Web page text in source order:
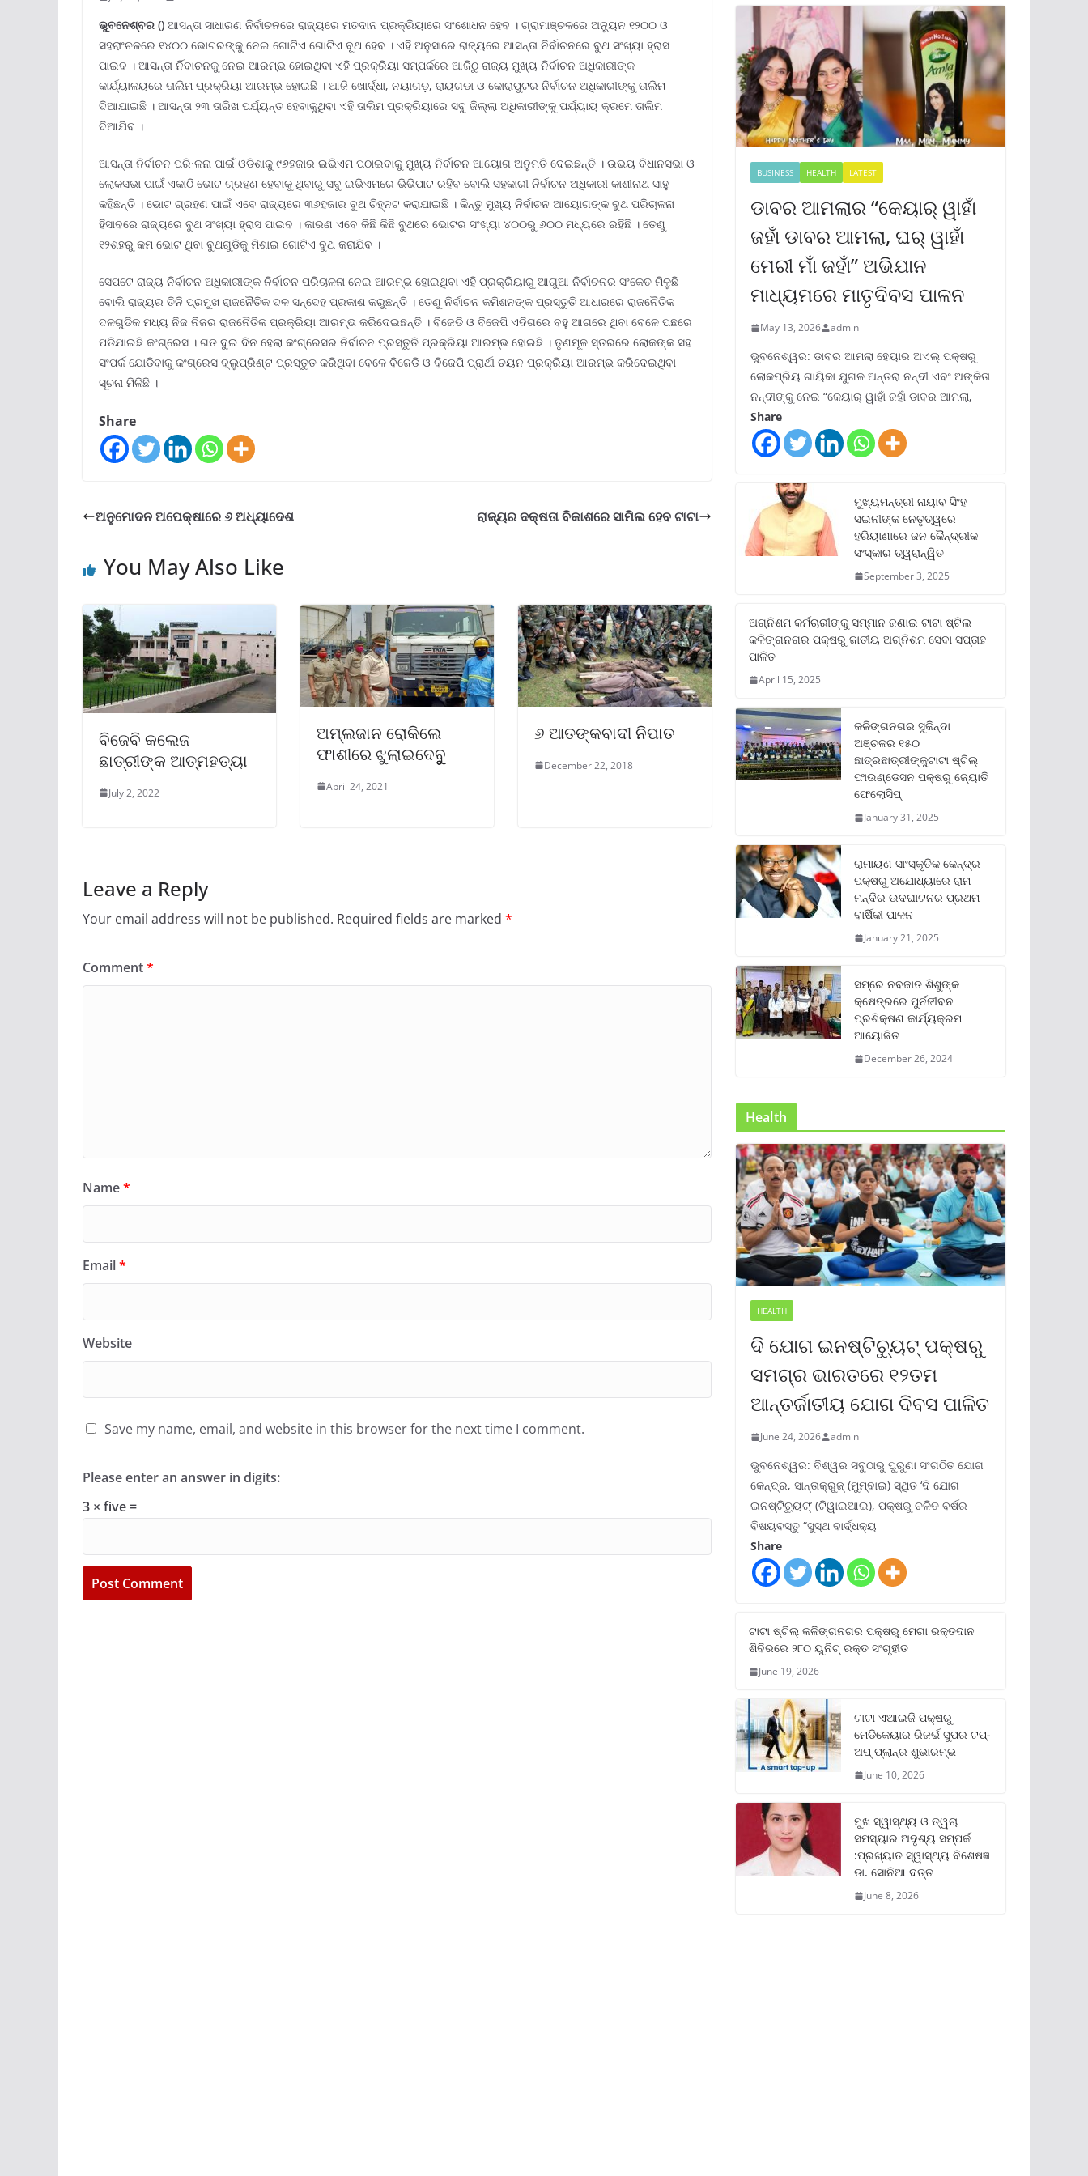
ଭୁବନେଶ୍ବର () ଆସନ୍ତା ସାଧାରଣ ନିର୍ବାଚନରେ ରାଜ୍ୟରେ ମତଦାନ ପ୍ରକ୍ରିୟାରେ ସଂଶୋଧନ ହେବ । ଗ୍ରାମାଞ୍ଚଳରେ ଅନ୍ୟୁନ ୧୨୦୦ ଓ
ସହରାଂଚଳରେ ୧୪୦୦ ଭୋଟରଙ୍କୁ ନେଇ ଗୋଟିଏ ଗୋଟିଏ ବୂଥ ହେବ । ଏହି ଅନୁସାରେ ରାଜ୍ୟରେ ଆସନ୍ତା ନିର୍ବାଚନରେ ବୁଥ ସଂଖ୍ୟା ହ୍ରାସ
ପାଇବ । ଆସନ୍ତା ର୍ନିବାଚନକୁ ନେଇ ଆରମ୍ଭ ହୋଇଥିବା ଏହି ପ୍ରକ୍ରିୟା ସମ୍ପର୍କରେ ଆଜିଠୁ ରାଜ୍ୟ ମୁଖ୍ୟ ନିର୍ବାଚନ ଅଧିକାରୀଙ୍କ
କାର୍ଯ୍ୟାଳୟରେ ତାଲିମ ପ୍ରକ୍ରିୟା ଆରମ୍ଭ ହୋଇଛି । ଆଜି ଖୋର୍ଦ୍ଧା, ନୟାଗଡ଼, ରାୟଗଡା ଓ କୋରାପୁଟର ନିର୍ବାଚନ ଅଧିକାରୀଙ୍କୁ ତାଲିମ
ଦିଆଯାଇଛି । ଆସନ୍ତା ୨୩ ତାରିଖ ପର୍ଯ୍ୟନ୍ତ ହେବାକୁଥିବା ଏହି ତାଲିମ ପ୍ରକ୍ରିୟାରେ ସବୁ ଜିଲ୍ଲା ଅଧିକାରୀଙ୍କୁ ପର୍ଯ୍ୟାୟ କ୍ରମେ ତାଲିମ
ଦିଆଯିବ ।
ଆସନ୍ତା ନିର୍ବାଚନ ପରି·ଳନା ପାଇଁ ଓଡିଶାକୁ ୯୬ହଜାର ଇଭିଏମ ପଠାଇବାକୁ ମୁଖ୍ୟ ନିର୍ବାଚନ ଆୟୋଗ ଅନୁମତି ଦେଇଛନ୍ତି । ଉଭୟ ବିଧାନସଭା ଓ
ଲୋକସଭା ପାଇଁ ଏକାଠି ଭୋଟ ଗ୍ରହଣ ହେବାକୁ ଥିବାରୁ ସବୁ ଇଭିଏମରେ ଭିଭିପାଟ ରହିବ ବୋଲି ସହକାରୀ ନିର୍ବାଚନ ଅଧିକାରୀ କାଶୀନାଥ ସାହୁ
କହିଛନ୍ତି । ଭୋଟ ଗ୍ରହଣ ପାଇଁ ଏବେ ରାଜ୍ୟରେ ୩୬ହଜାର ବୁଥ ଚିହ୍ନଟ କରାଯାଇଛି । କିନ୍ତୁ ମୁଖ୍ୟ ନିର୍ବାଚନ ଆୟୋଗଙ୍କ ବୁଥ ପରିଚାଳନା
ହିସାବରେ ରାଜ୍ୟରେ ବୁଥ ସଂଖ୍ୟା ହ୍ରାସ ପାଇବ । କାରଣ ଏବେ କିଛି କିଛି ବୁଥରେ ଭୋଟର ସଂଖ୍ୟା ୪୦୦ରୁ ୬୦୦ ମଧ୍ୟରେ ରହିଛି । ତେଣୁ
୧୨ଶହରୁ କମ ଭୋଟ ଥିବା ବୁଥଗୁଡିକୁ ମିଶାଇ ଗୋଟିଏ ବୁଥ କରାଯିବ ।
ସେପଟେ ରାଜ୍ୟ ନିର୍ବାଚନ ଅଧିକାରୀଙ୍କ ନିର୍ବାଚନ ପରିଚାଳନା ନେଇ ଆରମ୍ଭ ହୋଇଥିବା ଏହି ପ୍ରକ୍ରିୟାରୁ ଆଗୁଆ ନିର୍ବାଚନର ସଂକେତ ମିଳୁଛି
ବୋଲି ରାଜ୍ୟର ତିନି ପ୍ରମୁଖ ରାଜନୈତିକ ଦଳ ସନ୍ଦେହ ପ୍ରକାଶ କରୁଛନ୍ତି । ତେଣୁ ନିର୍ବାଚନ କମିଶନଙ୍କ ପ୍ରସ୍ତୁତି ଆଧାରରେ ରାଜନୈତିକ
ଦଳଗୁଡିକ ମଧ୍ୟ ନିଜ ନିଜର ରାଜନୈତିକ ପ୍ରକ୍ରିୟା ଆରମ୍ଭ କରିଦେଇଛନ୍ତି । ବିଜେଡି ଓ ବିଜେପି ଏଦିଗରେ ବହୁ ଆଗରେ ଥିବା ବେଳେ ପଛରେ
ପଡିଯାଇଛି କଂଗ୍ରେସ । ଗତ ଦୁଇ ଦିନ ହେଲା କଂଗ୍ରେସର ନିର୍ବାଚନ ପ୍ରସ୍ତୁତି ପ୍ରକ୍ରିୟା ଆରମ୍ଭ ହୋଇଛି । ତୃଣମୂଳ ସ୍ତରରେ ଲୋକଙ୍କ ସହ
ସଂପର୍କ ଯୋଡିବାକୁ କଂଗ୍ରେସ ବ୍ଲୁପ୍ରିଣ୍ଟ ପ୍ରସ୍ତୁତ କରିଥିବା ବେଳେ ବିଜେଡି ଓ ବିଜେପି ପ୍ରାର୍ଥୀ ଚୟନ ପ୍ରକ୍ରିୟା ଆରମ୍ଭ କରିଦେଇଥିବା
ସୂଚନା ମିଳିଛି ।
Share
ଅନୁମୋଦନ ଅପେକ୍ଷାରେ ୬ ଅଧ୍ୟାଦେଶ ରାଜ୍ୟର ଦକ୍ଷତା ବିକାଶରେ ସାମିଲ ହେବ ଟାଟା
You May Also Like
ବିଜେବି କଲେଜ
ଛାତ୍ରୀଙ୍କ ଆତ୍ମହତ୍ୟା
July 2, 2022
ଅମ୍ଲଜାନ ରୋକିଲେ
ଫାଶୀରେ ଝୁଲାଇଦେବୁୁୁ
April 24, 2021
୬ ଆତଙ୍କବାଦୀ ନିପାତ
December 22, 2018
Leave a Reply
Your email address will not be published. Required fields are marked *
Comment*
Name*
Email*
Website
Save my name, email, and website in this browser for the next time I comment.
Please enter an answer in digits:
3 × five =
BUSINESS HEALTH LATEST
ଡାବର ଆମଲାର “କେୟାର୍ ୱାହାଁ
ଜହାଁ ଡାବର ଆମଲା, ଘର୍ ୱାହାଁ
ମେରୀ ମାଁ ଜହାଁ” ଅଭିଯାନ
ମାଧ୍ୟମରେ ମାତୃଦିବସ ପାଳନ
May 13, 2026 admin
ଭୁବନେଶ୍ୱର: ଡାବର ଆମଲା ହେୟାର ଅଏଲ୍ ପକ୍ଷରୁ
ଲୋକପ୍ରିୟ ଗାୟିକା ଯୁଗଳ ଅନ୍ତରା ନନ୍ଦୀ ଏବଂ ଅଙ୍କିତା
ନନ୍ଦୀଙ୍କୁ ନେଇ “କେୟାର୍ ୱାହାଁ ଜହାଁ ଡାବର ଆମଲା,
Share
ମୁଖ୍ୟମନ୍ତ୍ରୀ ନାୟାବ ସିଂହ
ସଇନୀଙ୍କ ନେତୃତ୍ୱରେ
ହରିୟାଣାରେ ଜନ କୈନ୍ଦ୍ରୀକ
ସଂସ୍କାର ତ୍ୱରାନ୍ୱିତ
September 3, 2025
ଅଗ୍ନିଶମ କର୍ମଚାରୀଙ୍କୁ ସମ୍ମାନ ଜଣାଇ ଟାଟା ଷ୍ଟିଲ
କଳିଙ୍ଗନଗର ପକ୍ଷରୁ ଜାତୀୟ ଅଗ୍ନିଶମ ସେବା ସପ୍ତାହ
ପାଳିତ
April 15, 2025
କଳିଙ୍ଗନଗର ସୁକିନ୍ଦା
ଅଞ୍ଚଳର ୧୫୦
ଛାତ୍ରଛାତ୍ରୀଙ୍କୁଟାଟା ଷ୍ଟିଲ୍
ଫାଉଣ୍ଡେସନ ପକ୍ଷରୁ ଜ୍ୟୋତି
ଫେଲୋସିପ୍‌
January 31, 2025
ରାମାୟଣ ସାଂସ୍କୃତିକ କେନ୍ଦ୍ର
ପକ୍ଷରୁ ଅଯୋଧ୍ୟାରେ ରାମ
ମନ୍ଦିର ଉଦଘାଟନର ପ୍ରଥମ
ବାର୍ଷିକୀ ପାଳନ
January 21, 2025
ସମ୍‌ରେ ନବଜାତ ଶିଶୁଙ୍କ
କ୍ଷେତ୍ରରେ ପୁର୍ନଜୀବନ
ପ୍ରଶିକ୍ଷଣ କାର୍ଯ୍ୟକ୍ରମ
ଆୟୋଜିତ
December 26, 2024
Health
HEALTH
ଦି ଯୋଗ ଇନଷ୍ଟିଚ୍ୟୁଟ୍ ପକ୍ଷରୁ
ସମଗ୍ର ଭାରତରେ ୧୨ତମ
ଆନ୍ତର୍ଜାତୀୟ ଯୋଗ ଦିବସ ପାଳିତ
June 24, 2026 admin
ଭୁବନେଶ୍ୱର: ବିଶ୍ୱର ସବୁଠାରୁ ପୁରୁଣା ସଂଗଠିତ ଯୋଗ
କେନ୍ଦ୍ର, ସାନ୍ତାକ୍ରୁଜ୍ (ମୁମ୍ବାଇ) ସ୍ଥିତ ‘ଦି ଯୋଗ
ଇନଷ୍ଟିଚ୍ୟୁଟ୍‌’ (ଟିୱାଇଆଇ), ପକ୍ଷରୁ ଚଳିତ ବର୍ଷର
ବିଷୟବସ୍ତୁ “ସୁସ୍ଥ ବାର୍ଦ୍ଧକ୍ୟ
Share
ଟାଟା ଷ୍ଟିଲ୍‌ କଳିଙ୍ଗନଗର ପକ୍ଷରୁ ମେଗା ରକ୍ତଦାନ
ଶିବିରରେ ୨୮୦ ୟୁନିଟ୍‌ ରକ୍ତ ସଂଗୃହୀତ
June 19, 2026
ଟାଟା ଏଆଇଜି ପକ୍ଷରୁ
ମେଡିକେୟାର ରିଜର୍ଭ ସୁପର ଟପ୍‌-
ଅପ୍ ପ୍ଲାନ୍‌ର ଶୁଭାରମ୍ଭ
June 10, 2026
ମୁଖ ସ୍ୱାସ୍ଥ୍ୟ ଓ ତ୍ୱଚା
ସମସ୍ୟାର ଅଦୃଶ୍ୟ ସମ୍ପର୍କ
:ପ୍ରଖ୍ୟାତ ସ୍ୱାସ୍ଥ୍ୟ ବିଶେଷଜ୍ଞ
ଡା. ସୋନିଆ ଦତ୍ତ
June 8, 2026